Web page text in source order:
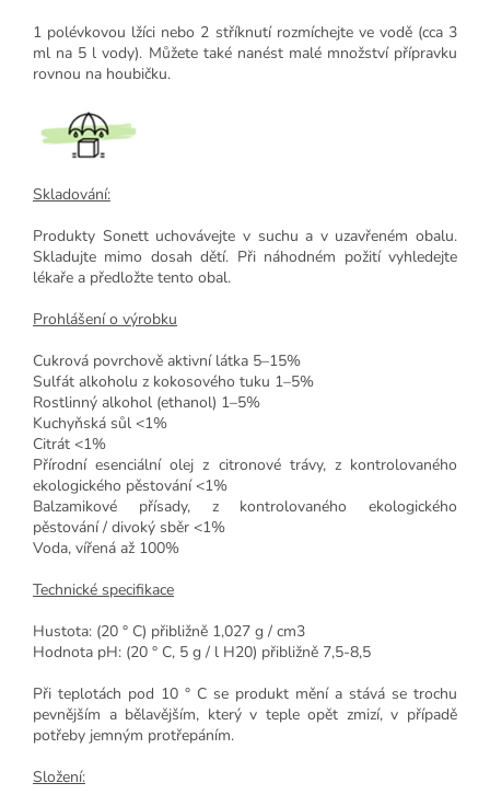
1 polévkovou lžíci nebo 2 stříknutí rozmíchejte ve vodě (cca 3
ml na 5 l vody). Můžete také nanést malé množství přípravku
rovnou na houbičku.
Skladování:
Produkty Sonett uchovávejte v suchu a v uzavřeném obalu.
Skladujte mimo dosah dětí. Při náhodném požití vyhledejte
lékaře a předložte tento obal.
Prohlášení o výrobku
Cukrová povrchově aktivní látka 5–15%
Sulfát alkoholu z kokosového tuku 1–5%
Rostlinný alkohol (ethanol) 1–5%
Kuchyňská sůl <1%
Citrát <1%
Přírodní esenciální olej z citronové trávy, z kontrolovaného
ekologického pěstování <1%
Balzamikové přísady, z kontrolovaného ekologického
pěstování / divoký sběr <1%
Voda, vířená až 100%
Technické specifikace
Hustota: (20 ° C) přibližně 1,027 g / cm3
Hodnota pH: (20 ° C, 5 g / l H20) přibližně 7,5-8,5
Při teplotách pod 10 ° C se produkt mění a stává se trochu
pevnějším a bělavějším, který v teple opět zmizí, v případě
potřeby jemným protřepáním.
Složení: